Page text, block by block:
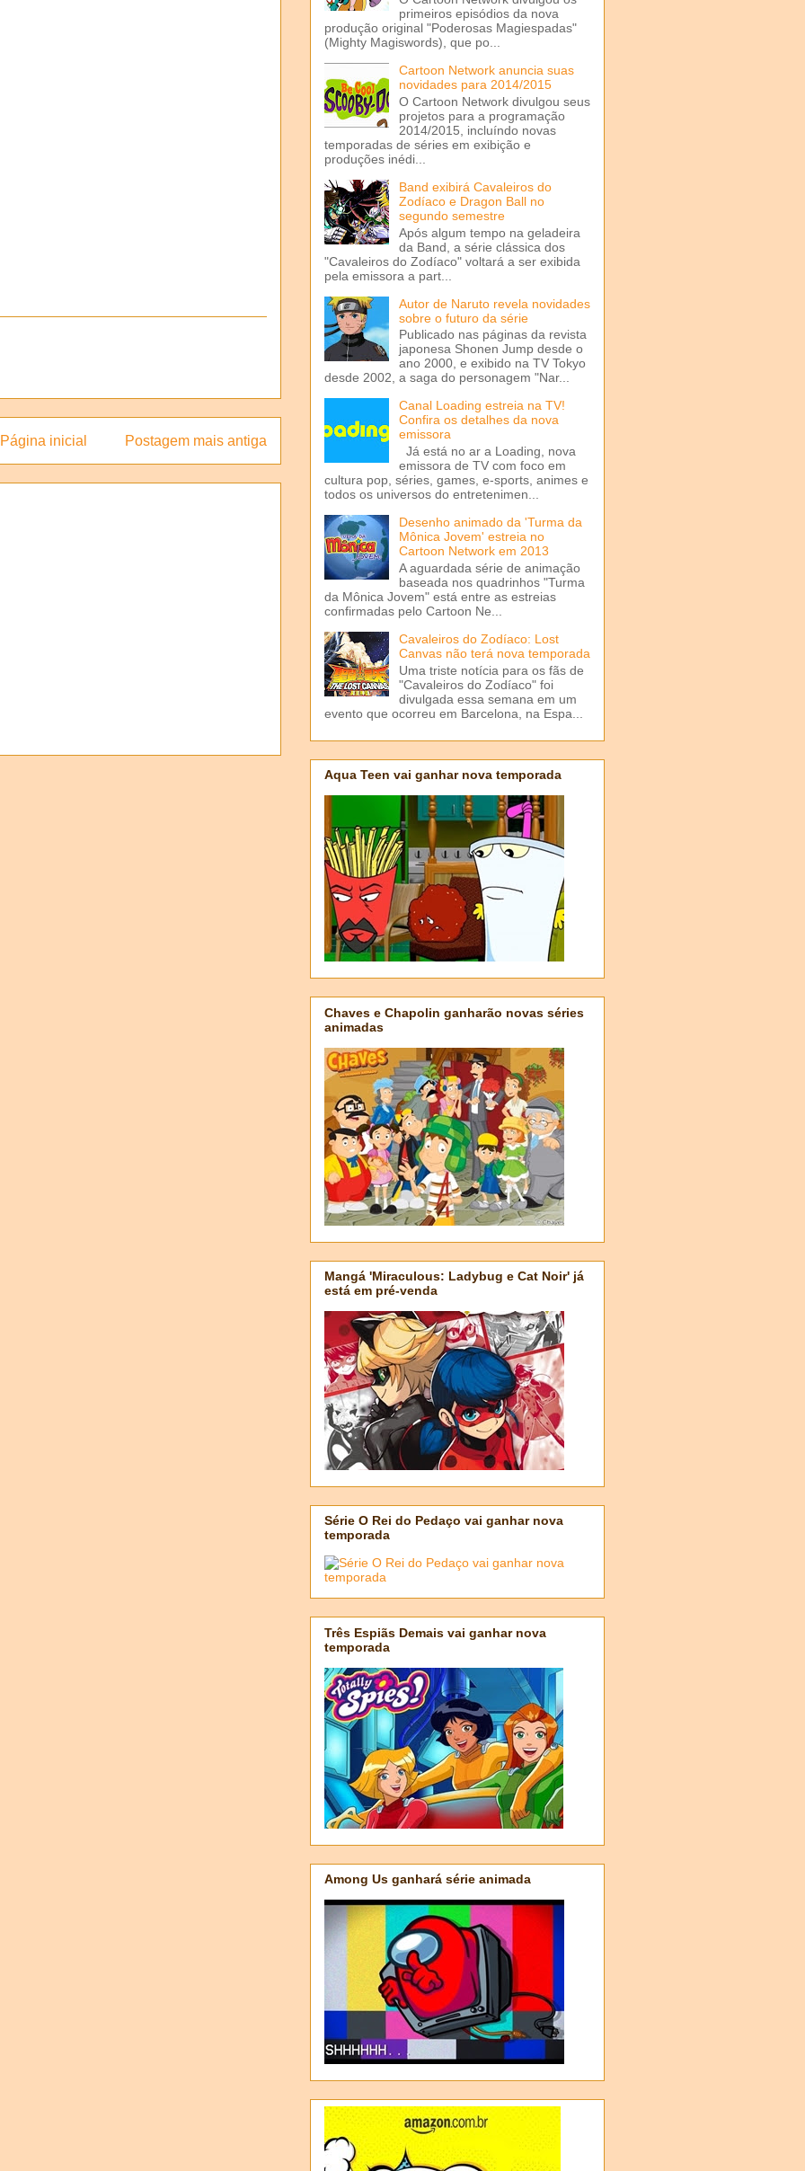
Postagem mais antiga
Página inicial
primeiros episódios da nova
produção original "Poderosas Magiespadas"
(Mighty Magiswords), que po...
Cartoon Network anuncia suas
novidades para 2014/2015
O Cartoon Network divulgou seus
projetos para a programação
2014/2015, incluíndo novas
temporadas de séries em exibição e
produções inédi...
Band exibirá Cavaleiros do
Zodíaco e Dragon Ball no
segundo semestre
Após algum tempo na geladeira
da Band, a série clássica dos
"Cavaleiros do Zodíaco" voltará a ser exibida
pela emissora a part...
Autor de Naruto revela novidades
sobre o futuro da série
Publicado nas páginas da revista
japonesa Shonen Jump desde o
ano 2000, e exibido na TV Tokyo
desde 2002, a saga do personagem "Nar...
Canal Loading estreia na TV!
Confira os detalhes da nova
emissora
Já está no ar a Loading, nova
emissora de TV com foco em
cultura pop, séries, games, e-sports, animes e
todos os universos do entretenimen...
Desenho animado da 'Turma da
Mônica Jovem' estreia no
Cartoon Network em 2013
A aguardada série de animação
baseada nos quadrinhos "Turma
da Mônica Jovem" está entre as estreias
confirmadas pelo Cartoon Ne...
Cavaleiros do Zodíaco: Lost
Canvas não terá nova temporada
Uma triste notícia para os fãs de
"Cavaleiros do Zodíaco" foi
divulgada essa semana em um
evento que ocorreu em Barcelona, na Espa...
Aqua Teen vai ganhar nova temporada
Chaves e Chapolin ganharão novas séries
animadas
Mangá 'Miraculous: Ladybug e Cat Noir' já
está em pré-venda
Série O Rei do Pedaço vai ganhar nova
temporada
Três Espiãs Demais vai ganhar nova
temporada
Among Us ganhará série animada